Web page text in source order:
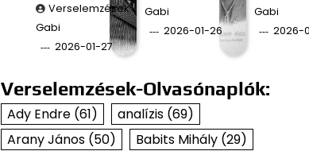
Verselemzések
Gabi
2026-01-27
Gabi
2026-01-26
Gabi
2026-
Verselemzések-Olvasónaplók:
Ady Endre(61) analízis(69)
Arany János(50) Babits Mihály(29)